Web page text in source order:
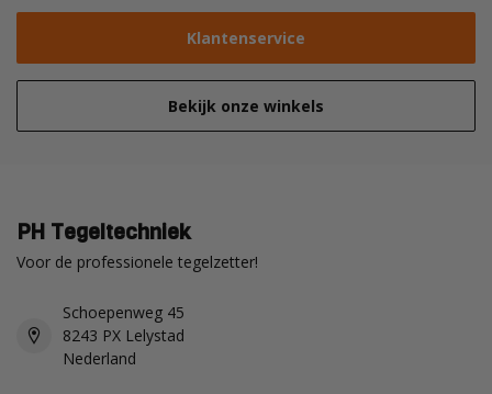
Klantenservice
Bekijk onze winkels
PH Tegeltechniek
Voor de professionele tegelzetter!
Schoepenweg 45
8243 PX Lelystad
Nederland